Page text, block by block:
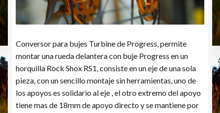
Conversor para bujes Turbine de Progress, permite
montar una rueda delantera con buje Progress en un
horquilla Rock Shox RS1, consiste en un eje de una sola
pieza, con un sencillo montaje sin herramientas, uno de
los apoyos es solidario al eje , el otro extremo del apoyo
tiene mas de 18mm de apoyo directo y se mantiene por